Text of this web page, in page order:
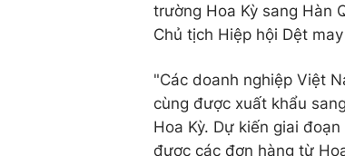
trường Hoa Kỳ sang Hàn
Chủ tịch Hiệp hội Dệt
"Các doanh nghiệp Việt
cùng được xuất khẩu
Hoa Kỳ. Dự kiến giai
được các đơn hàng từ